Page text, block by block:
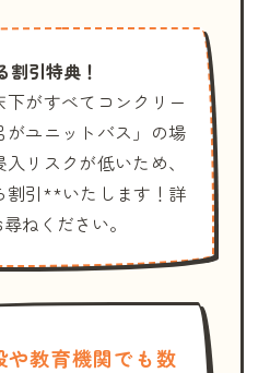
割引特典！
がすべてコンクリー
がユニットバス」の場
リスクが低いため、
引**いたします！詳
ねください。
や教育機関でも数